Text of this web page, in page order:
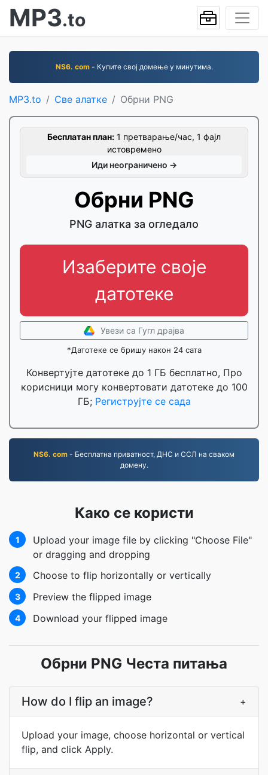
MP3.to
NS6. com- Купите свој домење у минутима.
MP3.to Све алатке Обрни PNG
Бесплатан план: 1 претварање/час, 1 фајл
истовремено
Иди неограничено →
Обрни PNG
PNG алатка за огледало
Изаберите своје
датотеке
Увези са Гугл драјва
*Датотеке се бришу након 24 сата
Конвертујте датотеке до 1 ГБ бесплатно, Про
корисници могу конвертовати датотеке до 100
ГБ; Региструјте се сада
NS6. com - Бесплатна приватност, ДНС и ССЛ на сваком
домену.
Како се користи
1
Upload your image file by clicking "Choose File"
or dragging and dropping
2 Choose to flip horizontally or vertically
3 Preview the flipped image
4 Download your flipped image
Обрни PNG Честа питања
How do I flip an image? +
Upload your image, choose horizontal or vertical
flip, and click Apply.